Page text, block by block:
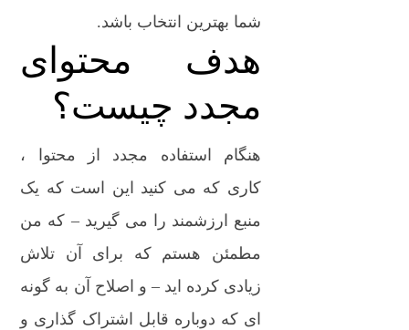
شما بهترین انتخاب باشد.
هدف محتوای
مجدد چیست؟
هنگام استفاده مجدد از محتوا ،
کاری که می کنید این است که یک
منبع ارزشمند را می گیرید – که من
مطمئن هستم که برای آن تلاش
زیادی کرده اید – و اصلاح آن به گونه
ای که دوباره قابل اشتراک گذاری و